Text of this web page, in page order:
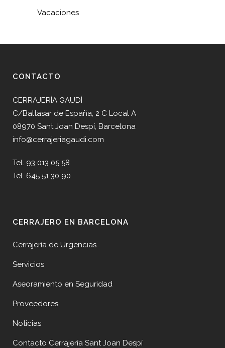
Vacaciones
CONTACTO
CERRAJERÍA GAUDÍ
C/Baltasar de España, 2 C Local A
08970 Sant Joan Despí, Barcelona
info@cerrajeriagaudi.com
Tel. 93 013 05 58
Tel. 645 51 30 90
CERRAJERO EN BARCELONA
Cerrajería de Urgencias
Servicios
Aseoramiento en Seguridad
Proveedores
Noticias
Contacto Cerrajería Sant Joan Despí